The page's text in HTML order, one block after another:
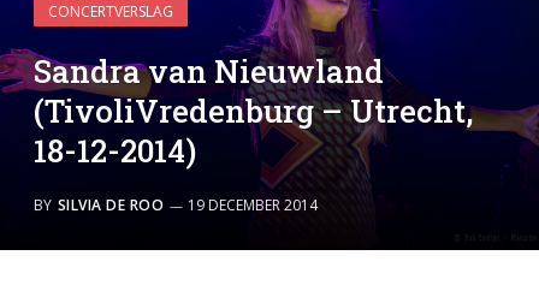
CONCERTVERSLAG
Sandra van Nieuwland
(TivoliVredenburg – Utrecht,
18-12-2014)
BY SILVIA DE ROO 19 DECEMBER 2014